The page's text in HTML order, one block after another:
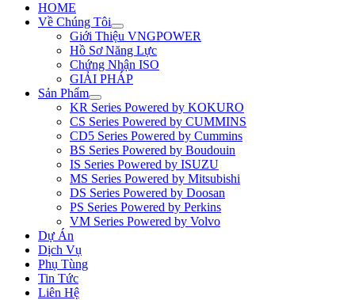
HOME
Về Chúng Tôi
Giới Thiệu VNGPOWER
Hồ Sơ Năng Lực
Chứng Nhận ISO
GIẢI PHÁP
Sản Phẩm
KR Series Powered by KOKURO
CS Series Powered by CUMMINS
CD5 Series Powered by Cummins
BS Series Powered by Boudouin
IS Series Powered by ISUZU
MS Series Powered by Mitsubishi
DS Series Powered by Doosan
PS Series Powered by Perkins
VM Series Powered by Volvo
Dự Án
Dịch Vụ
Phụ Tùng
Tin Tức
Liên Hệ